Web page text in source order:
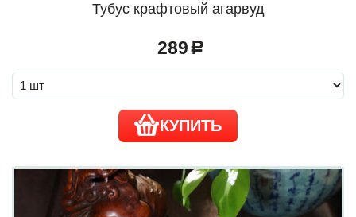
Тубус крафтовый агарвуд
289 a
КУПИТЬ